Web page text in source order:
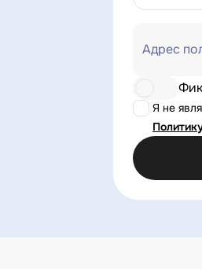
Адрес
Я не